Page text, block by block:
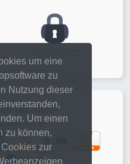
um eine
zu
Nutzung dieser
Um einen
zu können,
zur
im Shop
bei PayPal